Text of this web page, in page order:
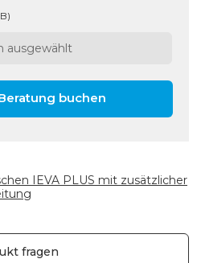
ausgewählt
buchen
IEVA PLUS mit zusätzlicher
fragen